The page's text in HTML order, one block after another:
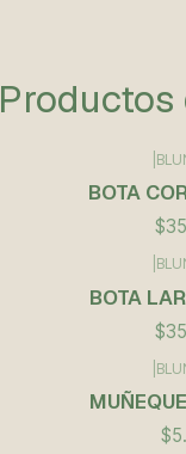
BOTA
BOTA